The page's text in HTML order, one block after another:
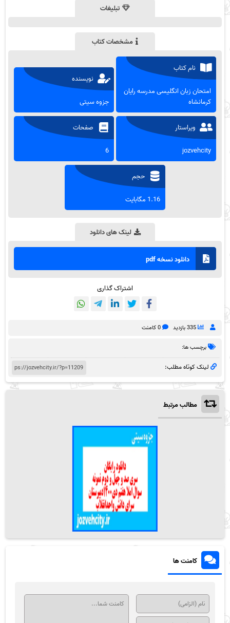
تبلیغات
مشخصات کتاب
نام کتاب
امتحان زبان انگلیسی مدرسه رایان
کرمانشاه
نویسنده
جزوه سیتی
ویراستار
jozvehcity
صفحات
6
حجم
1.16 مگابایت
لینک های دانلود
دانلود نسخه pdf
اشتراک گذاری
335 بازدید 0 کامنت
برچسب ها:
لینک کوتاه مطلب:
مطالب مرتبط
کامنت ها